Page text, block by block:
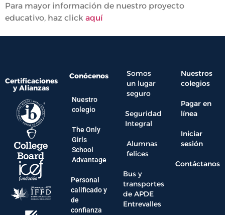
Para mayor información de nuestro proyecto
educativo, haz click aquí
Certificaciones
y Alianzas
Conócenos
Nuestro
colegio
The Only
Girls
School
Advantage
Personal
calificado y
de
confianza
Somos
un lugar
seguro
Seguridad
Integral
Alumnas
felices
Bus y
transportes
de APDE
Entrevalles
Nuestros
colegios
Pagar en
línea
Iniciar
sesión
Contáctanos